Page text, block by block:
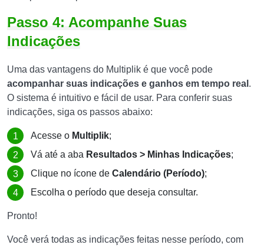
Passo 4: Acompanhe Suas
Indicações
Uma das vantagens do Multiplik é que você pode
acompanhar suas indicações e ganhos em tempo real .
O sistema é intuitivo e fácil de usar. Para conferir suas
indicações, siga os passos abaixo:
Acesse o Multiplik;
Vá até a aba Resultados > Minhas Indicações;
Clique no ícone de Calendário (Período);
Escolha o período que deseja consultar.
Pronto!
Você verá todas as indicações feitas nesse período, com